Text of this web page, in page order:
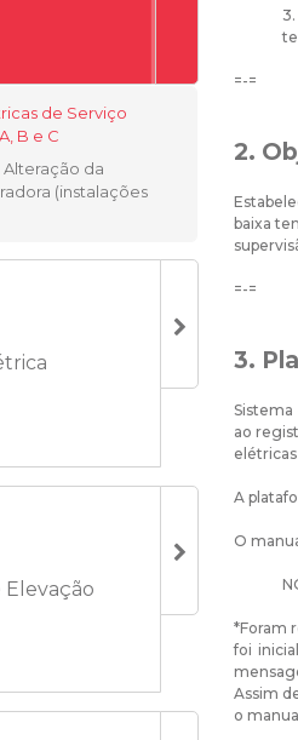
de Serviço
B e C
da
(instalações
Elevação
=-=
2.
baixa
=-=
3.
Sistema
ao
A
O
*Foram
foi
Assim
o